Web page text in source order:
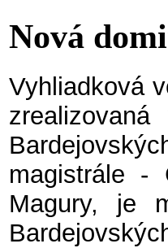
Nová
Vyhliadková
magistrále -
Magury, je